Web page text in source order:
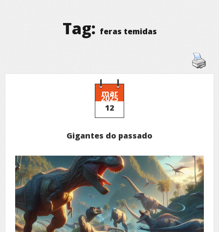
Tag: feras temidas
mar
2025
12
Gigantes do passado